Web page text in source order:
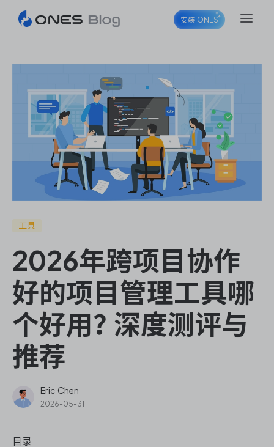
ONES Project
ONES Wiki
ONES Desk
ONES Assistant
敏捷研发管理
企业知识库管理
安装 ONES
工具
2026年跨项目协作
好的项目管理工具哪
个好用？深度测评与
推荐
Eric Chen
2026-05-31
目录